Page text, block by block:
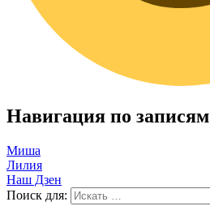
Навигация по записям
Миша
Лилия
Наш Дзен
Поиск для: